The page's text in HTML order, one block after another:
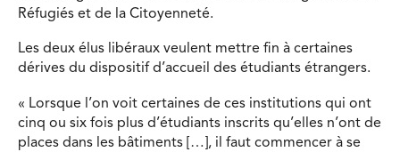
Réfugiés et de la Citoyenneté.
Les deux élus libéraux veulent mettre fin à certaines
dérives du dispositif d’accueil des étudiants étrangers.
« Lorsque l’on voit certaines de ces institutions qui ont
cinq ou six fois plus d’étudiants inscrits qu’elles n’ont de
places dans les bâtiments […], il faut commencer à se